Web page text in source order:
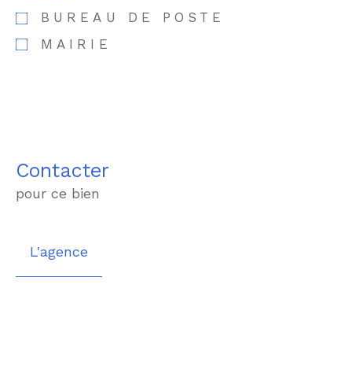
BUREAU DE POSTE
MAIRIE
Contacter
pour ce bien
L'agence